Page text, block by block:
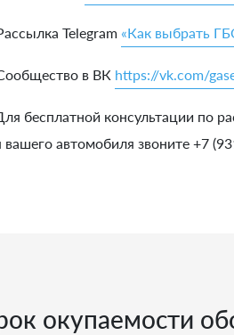
Telegram «Как выбрать
в ВК https://vk.com/
бесплатной консультации по
вашего автомобиля звоните +7
окупаемости